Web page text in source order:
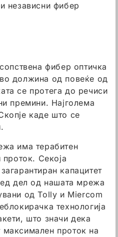
независни фибер
фибер оптичка
должина од повеќе од
се протега до речиси
премини. Најголема
каде што се
има терабитен
проток. Секоја
капацитет
дел од нашата мрежа
од Tolly и Miercom
технологија
што значи дека
проток на